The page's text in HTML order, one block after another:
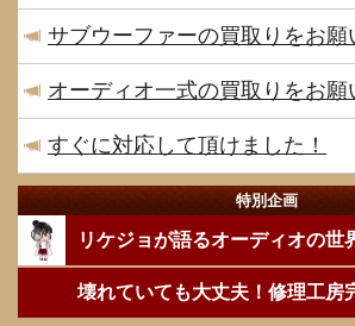
サブウーファーの買取りをお願
オーディオ一式の買取りをお願
すぐに対応して頂けました！
特別企画
リケジョが語るオーディオの世
壊れていても大丈夫！修理工房